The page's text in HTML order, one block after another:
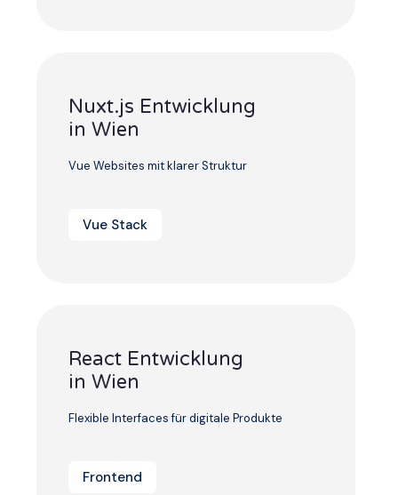
Nuxt.js Entwicklung
in Wien
Vue Websites mit klarer Struktur
Vue Stack
React Entwicklung
in Wien
Flexible Interfaces für digitale Produkte
Frontend